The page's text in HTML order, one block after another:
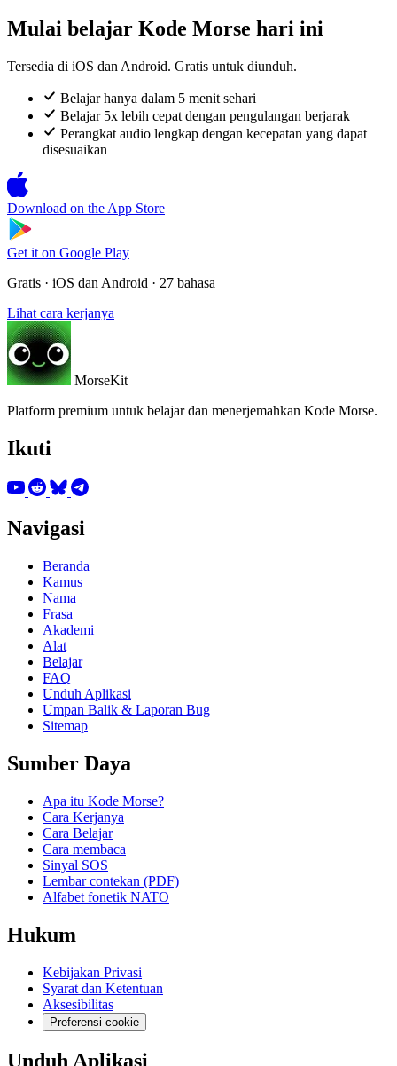
Mulai belajar Kode Morse hari ini
Tersedia di iOS dan Android. Gratis untuk diunduh.
Belajar hanya dalam 5 menit sehari
Belajar 5x lebih cepat dengan pengulangan berjarak
Perangkat audio lengkap dengan kecepatan yang dapat
disesuaikan
Download on the App Store
Get it on Google Play
Gratis · iOS dan Android · 27 bahasa
Lihat cara kerjanya
MorseKit
Platform premium untuk belajar dan menerjemahkan Kode Morse.
Ikuti
Navigasi
Beranda
Kamus
Nama
Frasa
Akademi
Alat
Belajar
FAQ
Unduh Aplikasi
Umpan Balik & Laporan Bug
Sitemap
Sumber Daya
Apa itu Kode Morse?
Cara Kerjanya
Cara Belajar
Cara membaca
Sinyal SOS
Lembar contekan (PDF)
Alfabet fonetik NATO
Hukum
Kebijakan Privasi
Syarat dan Ketentuan
Aksesibilitas
Preferensi cookie
Unduh Aplikasi